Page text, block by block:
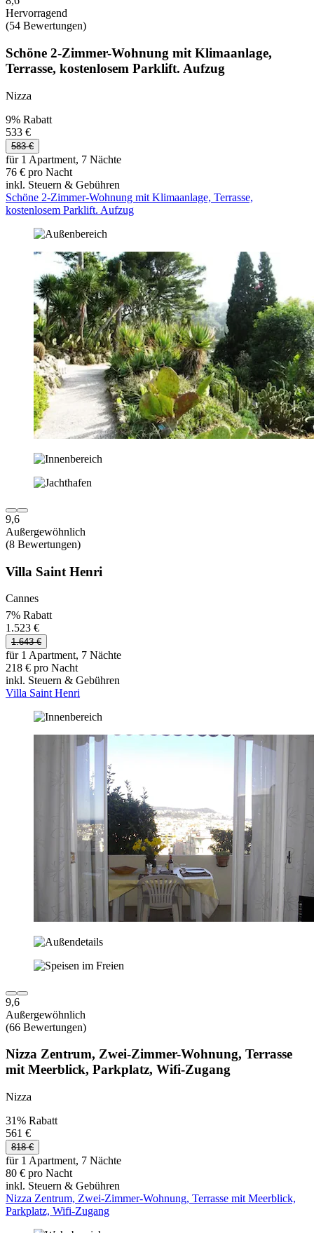
Hervorragend
(54 Bewertungen)
Schöne 2-Zimmer-Wohnung mit Klimaanlage,
Terrasse, kostenlosem Parklift. Aufzug
Nizza
9% Rabatt
533 €
583 €
für 1 Apartment, 7 Nächte
76 € pro Nacht
inkl. Steuern & Gebühren
Schöne 2-Zimmer-Wohnung mit Klimaanlage, Terrasse,
kostenlosem Parklift. Aufzug
9,6
Außergewöhnlich
(8 Bewertungen)
Villa Saint Henri
Cannes
7% Rabatt
1.523 €
1.643 €
für 1 Apartment, 7 Nächte
218 € pro Nacht
inkl. Steuern & Gebühren
Villa Saint Henri
9,6
Außergewöhnlich
(66 Bewertungen)
Nizza Zentrum, Zwei-Zimmer-Wohnung, Terrasse
mit Meerblick, Parkplatz, Wifi-Zugang
Nizza
31% Rabatt
561 €
818 €
für 1 Apartment, 7 Nächte
80 € pro Nacht
inkl. Steuern & Gebühren
Nizza Zentrum, Zwei-Zimmer-Wohnung, Terrasse mit Meerblick,
Parkplatz, Wifi-Zugang